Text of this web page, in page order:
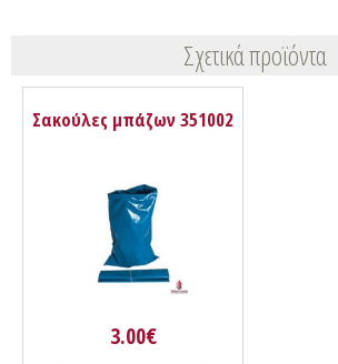
Σχετικά προϊόντα
Σακούλες μπάζων 351002
3.00€